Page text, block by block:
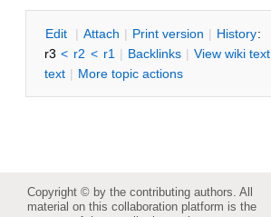
Edit | Attach | Print version | History:
r3 < r2 < r1 | Backlinks | View wiki text
text | More topic actions
Copyright © by the contributing authors. All
material on this collaboration platform is the